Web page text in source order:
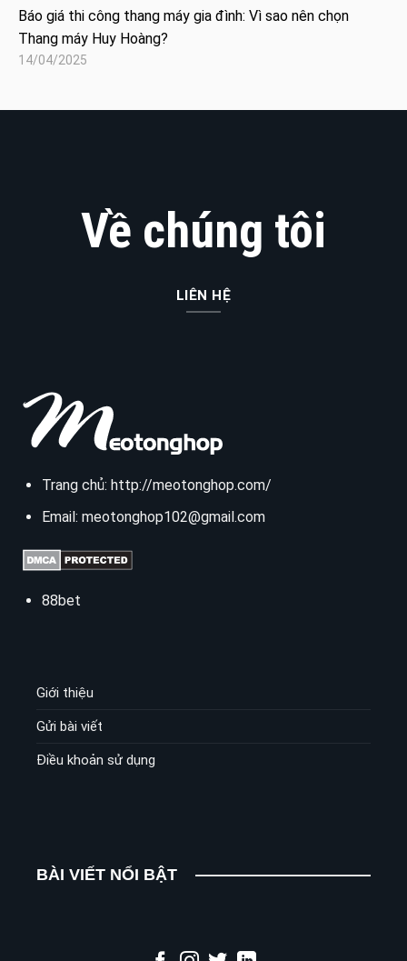
Báo giá thi công thang máy gia đình: Vì sao nên chọn
Thang máy Huy Hoàng?
14/04/2025
Về chúng tôi
LIÊN HỆ
Trang chủ: http://meotonghop.com/
Email: meotonghop102@gmail.com
88bet
Giới thiệu
Gửi bài viết
Điều khoản sử dụng
BÀI VIẾT NỔI BẬT